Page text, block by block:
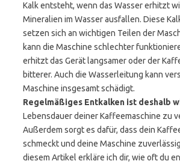
Kalk entsteht, wenn das Wasser erhitzt
Mineralien im Wasser ausfallen. Diese
setzen sich an wichtigen Teilen der
kann die Maschine schlechter
erhitzt das Gerät langsamer oder der
bitterer. Auch die Wasserleitung kann
Maschine insgesamt schädigt.
Regelmäßiges Entkalken ist deshalb
Lebensdauer deiner Kaffeemaschine zu
Außerdem sorgt es dafür, dass dein
schmeckt und deine Maschine
diesem Artikel erkläre ich dir, wie oft du